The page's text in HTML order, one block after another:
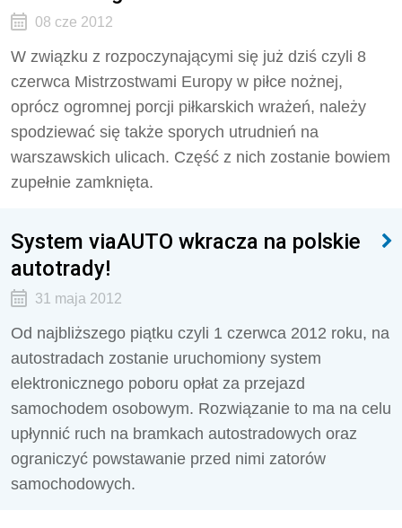
08 cze 2012
W związku z rozpoczynającymi się już dziś czyli 8
czerwca Mistrzostwami Europy w piłce nożnej,
oprócz ogromnej porcji piłkarskich wrażeń, należy
spodziewać się także sporych utrudnień na
warszawskich ulicach. Część z nich zostanie bowiem
zupełnie zamknięta.
System viaAUTO wkracza na polskie
autotrady!
31 maja 2012
Od najbliższego piątku czyli 1 czerwca 2012 roku, na
autostradach zostanie uruchomiony system
elektronicznego poboru opłat za przejazd
samochodem osobowym. Rozwiązanie to ma na celu
upłynnić ruch na bramkach autostradowych oraz
ograniczyć powstawanie przed nimi zatorów
samochodowych.